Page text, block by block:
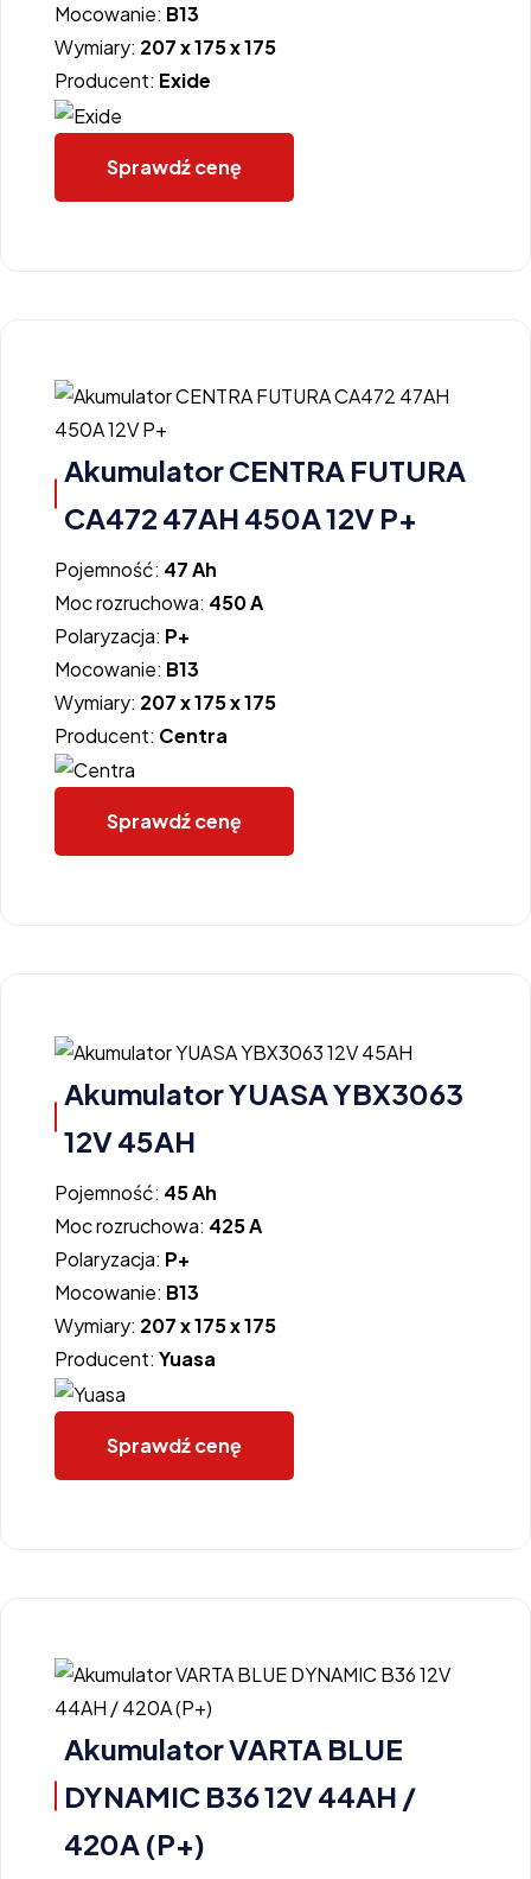
Mocowanie: B13
Wymiary: 207 x 175 x 175
Producent: Exide
Sprawdź cenę
Akumulator CENTRA FUTURA
CA472 47AH 450A 12V P+
Pojemność: 47 Ah
Moc rozruchowa: 450 A
Polaryzacja: P+
Mocowanie: B13
Wymiary: 207 x 175 x 175
Producent: Centra
Sprawdź cenę
Akumulator YUASA YBX3063
12V 45AH
Pojemność: 45 Ah
Moc rozruchowa: 425 A
Polaryzacja: P+
Mocowanie: B13
Wymiary: 207 x 175 x 175
Producent: Yuasa
Sprawdź cenę
Akumulator VARTA BLUE
DYNAMIC B36 12V 44AH /
420A (P+)